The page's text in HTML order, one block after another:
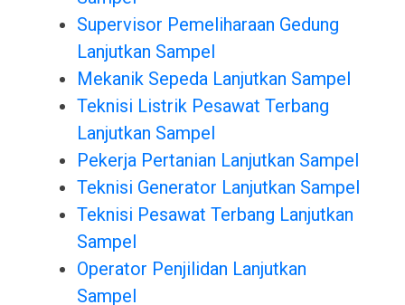
Supervisor Pemeliharaan Gedung
Lanjutkan Sampel
Mekanik Sepeda Lanjutkan Sampel
Teknisi Listrik Pesawat Terbang
Lanjutkan Sampel
Pekerja Pertanian Lanjutkan Sampel
Teknisi Generator Lanjutkan Sampel
Teknisi Pesawat Terbang Lanjutkan
Sampel
Operator Penjilidan Lanjutkan
Sampel